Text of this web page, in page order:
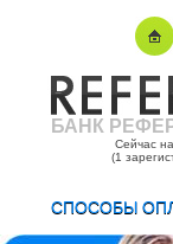
БАНК
Сейчас
(1
СПОСОБЫ